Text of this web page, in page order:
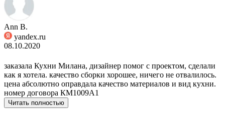
Ann B.
yandex.ru
08.10.2020
заказала Кухни Милана, дизайнер помог с проектом, сделали
как я хотела. качество сборки хорошее, ничего не отвалилось.
цена абсолютно оправдала качество материалов и вид кухни.
номер договора КМ1009А1
Читать полностью